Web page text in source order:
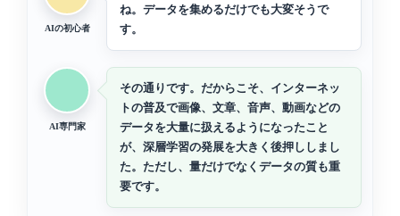
AIの初心者
ね。データを集めるだけでも大変そうで
す。
AI専門家
その通りです。だからこそ、インターネッ
トの普及で画像、文章、音声、動画などの
データを大量に扱えるようになったこと
が、深層学習の発展を大きく後押ししまし
た。ただし、量だけでなくデータの質も重
要です。